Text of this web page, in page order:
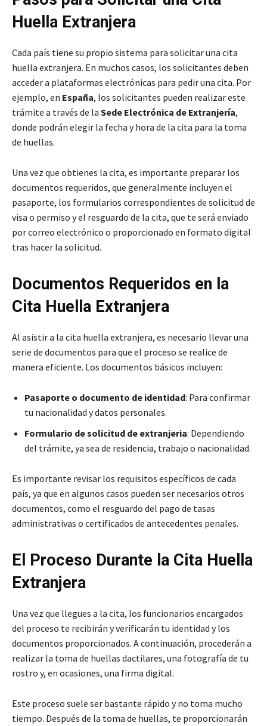
Huella Extranjera
Cada país tiene su propio sistema para solicitar una cita
huella extranjera. En muchos casos, los solicitantes deben
acceder a plataformas electrónicas para pedir una cita. Por
ejemplo, en España, los solicitantes pueden realizar este
trámite a través de la Sede Electrónica de Extranjería,
donde podrán elegir la fecha y hora de la cita para la toma
de huellas.
Una vez que obtienes la cita, es importante preparar los
documentos requeridos, que generalmente incluyen el
pasaporte, los formularios correspondientes de solicitud de
visa o permiso y el resguardo de la cita, que te será enviado
por correo electrónico o proporcionado en formato digital
tras hacer la solicitud.
Documentos Requeridos en la
Cita Huella Extranjera
Al asistir a la cita huella extranjera, es necesario llevar una
serie de documentos para que el proceso se realice de
manera eficiente. Los documentos básicos incluyen:
Pasaporte o documento de identidad: Para confirmar
tu nacionalidad y datos personales.
Formulario de solicitud de extranjeria: Dependiendo
del trámite, ya sea de residencia, trabajo o nacionalidad.
Es importante revisar los requisitos específicos de cada
país, ya que en algunos casos pueden ser necesarios otros
documentos, como el resguardo del pago de tasas
administrativas o certificados de antecedentes penales.
El Proceso Durante la Cita Huella
Extranjera
Una vez que llegues a la cita, los funcionarios encargados
del proceso te recibirán y verificarán tu identidad y los
documentos proporcionados. A continuación, procederán a
realizar la toma de huellas dactilares, una fotografía de tu
rostro y, en ocasiones, una firma digital.
Este proceso suele ser bastante rápido y no toma mucho
tiempo. Después de la toma de huellas, te proporcionarán